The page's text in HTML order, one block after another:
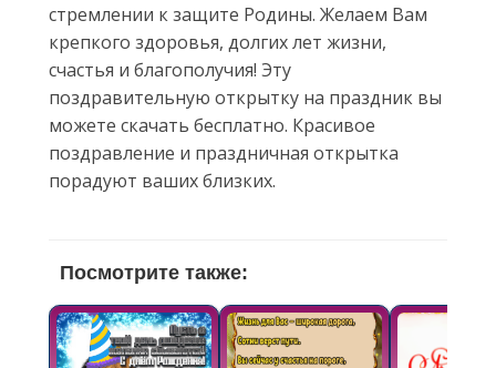
стремлении к защите Родины. Желаем Вам
крепкого здоровья, долгих лет жизни,
счастья и благополучия! Эту
поздравительную открытку на праздник вы
можете скачать бесплатно. Красивое
поздравление и праздничная открытка
порадуют ваших близких.
Посмотрите также: